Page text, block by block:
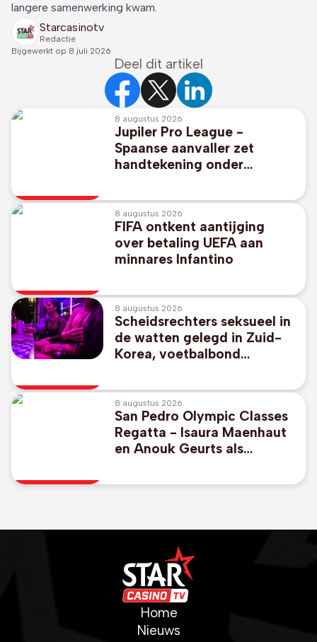
langere samenwerking kwam.
Starcasinotv
Redactie
Bijgewerkt op 8 juli 2026
Deel dit artikel
8 augustus 2026
Jupiler Pro League -
Spaanse aanvaller zet
handtekening onder
Brugge
8 augustus 2026
FIFA ontkent aantijging
over betaling UEFA aan
minnares Infantino
8 augustus 2026
Scheidsrechters seksueel in
de watten gelegd in Zuid-
Korea, voetbalbond
8 augustus 2026
San Pedro Olympic Classes
Regatta - Isaura Maenhaut
en Anouk Geurts als
Home
Nieuws